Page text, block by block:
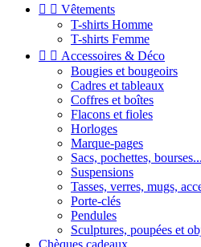
  Vêtements
T-shirts Homme
T-shirts Femme
  Accessoires & Déco
Bougies et bougeoirs
Cadres et tableaux
Coffres et boîtes
Flacons et fioles
Horloges
Marque-pages
Sacs, pochettes, bourses...
Suspensions
Tasses, verres, mugs,
Porte-clés
Pendules
Sculptures, poupées et
Chèques cadeaux